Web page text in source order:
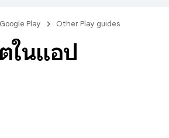
Google Play Other Play guides
ในแอป